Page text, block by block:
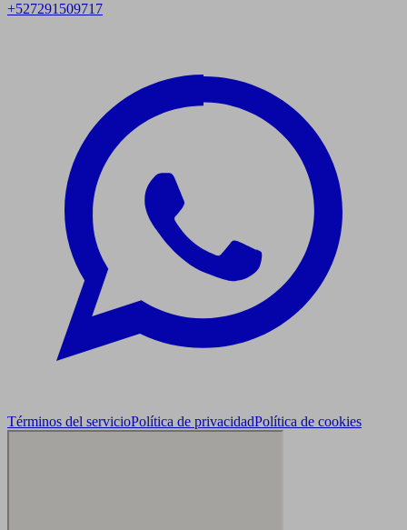
+527291509717
Términos del servicioPolítica de privacidadPolítica de cookies